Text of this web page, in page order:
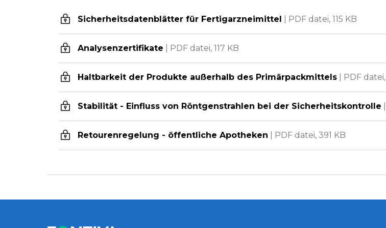
Sicherheitsdatenblätter für Fertigarzneimittel PDF datei, 115 KB
Analysenzertifikate PDF datei, 117 KB
Haltbarkeit der Produkte außerhalb des Primärpackmittels PDF datei,
Stabilität - Einfluss von Röntgenstrahlen bei der Sicherheitskontrolle
Retourenregelung - öffentliche Apotheken PDF datei, 391 KB